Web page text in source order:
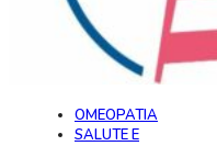
OMEOPATIA
SALUTE E